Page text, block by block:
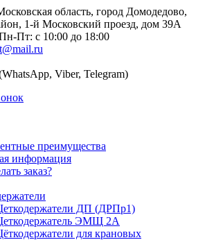
область, город Домодедово,
1-й Московский проезд, дом 39А
Пт: с 10:00 до 18:00
Viber, Telegram)
преимущества
информация
заказ?
ДП (ДРПр1)
ЭМЩ 2А
для крановых